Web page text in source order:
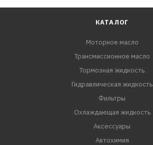
КАТАЛОГ
Моторное масло
Трансмиссионное масло
Тормозная жидкость
Гидравлическая жидкость
Фильтры
Охлаждающая жидкость
Аксессуары
Автохимия